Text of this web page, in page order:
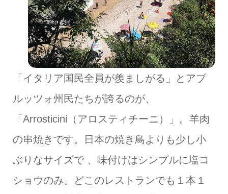
「イタリア国民全員が羨ましがる」とアブ
ルッツォ州民たちが誇るのが、
「Arrosticini（アロスティチーニ）」。羊肉
の串焼きです。日本の焼き鳥よりも少し小
ぶりなサイズで 、味付けはシンプルに塩コ
ショウのみ。どこのレストランでも１本１